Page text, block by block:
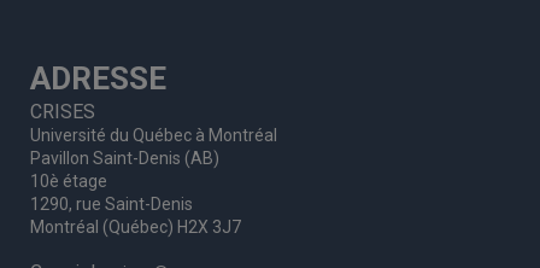
ADRESSE
CRISES
Université du Québec à Montréal
Pavillon Saint-Denis (AB)
10è étage
1290, rue Saint-Denis
Montréal (Québec) H2X 3J7